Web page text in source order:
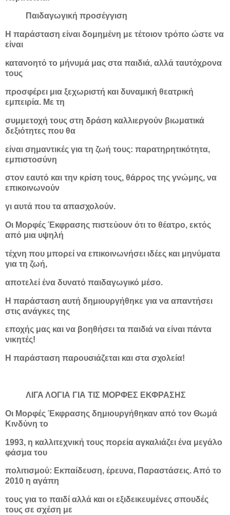
Παιδαγωγική προσέγγιση
Η παράσταση είναι δομημένη με τέτοιον τρόπο ώστε να
είναι
κατανοητό το μήνυμά μας στα παιδιά, αλλά ταυτόχρονα
τους
προσφέρει μια ξεχωριστή και δυναμική θεατρική
εμπειρία. Με τη
συμμετοχή τους στη δράση καλλιεργούν βιωματικά
δεξιότητες που θα
είναι σημαντικές για τη ζωή τους: παρατηρητικότητα,
εμπιστοσύνη
στον εαυτό και την κρίση τους, θάρρος της γνώμης, να
επικοινωνούν
γι αυτά που τα απασχολούν.
Οι Μορφές Έκφρασης πιστεύουν ότι το θέατρο, εκτός
από μια υψηλή
τέχνη που μπορεί να επικοινωνήσει ιδέες και μηνύματα
για τη ζωή,
αποτελεί ένα δυνατό παιδαγωγικό μέσο.
Η παράσταση αυτή δημιουργήθηκε για να απαντήσει
στις ανάγκες της
εποχής μας και να βοηθήσει τα παιδιά να είναι πάντα
νικητές!
Η παράσταση παρουσιάζεται και στα σχολεία!
ΛΙΓΑ ΛΟΓΙΑ ΓΙΑ ΤΙΣ ΜΟΡΦΕΣ ΕΚΦΡΑΣΗΣ
Οι Μορφές Έκφρασης δημιουργήθηκαν από τον Θωμά
Κινδύνη το
1993, η καλλιτεχνική τους πορεία αγκαλιάζει ένα μεγάλο
φάσμα του
πολιτισμού: Εκπαίδευση, έρευνα, Παραστάσεις. Από το
2010 η αγάπη
τους για το παιδί αλλά και οι εξιδεικευμένες σπουδές
τους σε σχέση με